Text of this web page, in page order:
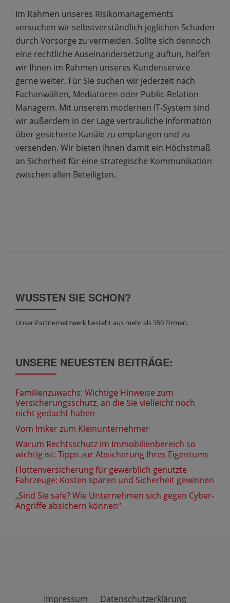
Im Rahmen unseres Risikomanagements
versuchen wir selbstverständlich jeglichen Schaden
durch Vorsorge zu vermeiden. Sollte sich dennoch
eine rechtliche Auseinandersetzung auftun, helfen
wir Ihnen im Rahmen unseres Kundenservice
gerne weiter. Für Sie suchen wir jederzeit nach
Fachanwälten, Mediatoren oder Public-Relation
Managern. Mit unserem modernen IT-System sind
wir außerdem in der Lage vertrauliche Information
über gesicherte Kanäle zu empfangen und zu
versenden. Wir bieten Ihnen damit ein Höchstmaß
an Sicherheit für eine strategische Kommunikation
zwischen allen Beteiligten.
WUSSTEN SIE SCHON?
Unser Partnernetzwerk besteht aus mehr als 350 Firmen.
UNSERE NEUESTEN BEITRÄGE:
Familienzuwachs: Wichtige Hinweise zum
Versicherungsschutz, an die Sie vielleicht noch
nicht gedacht haben
Vom Imker zum Kleinunternehmer
Warum Rechtsschutz im Immobilienbereich so
wichtig ist: Tipps zur Absicherung Ihres Eigentums
Flottenversicherung für gewerblich genutzte
Fahrzeuge: Kosten sparen und Sicherheit gewinnen
„Sind Sie safe? Wie Unternehmen sich gegen Cyber-
Angriffe absichern können“
Impressum Datenschutzerklärung